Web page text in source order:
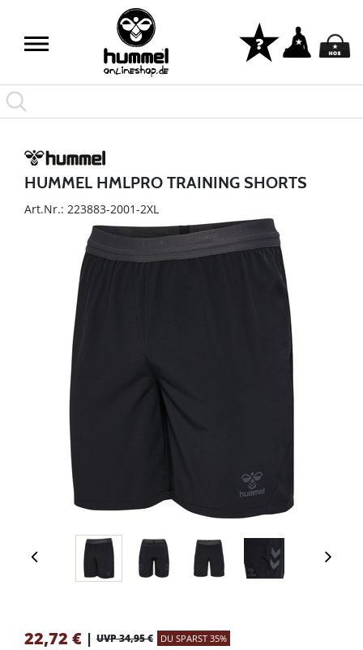
HUMMEL HMLPRO TRAINING SHORTS
Art.Nr.: 223883-2001-2XL
22,72 € | UVP 34,95 € DU SPARST 35%